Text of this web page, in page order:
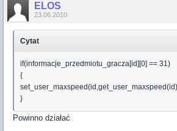
ELOS
23.06.2010
Cytat
if(informacje_przedmiotu_gracza[id][0] == 31)
{
}
Powinno działać